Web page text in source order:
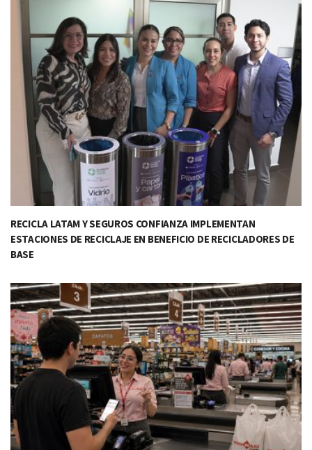
RECICLA LATAM Y SEGUROS CONFIANZA IMPLEMENTAN
ESTACIONES DE RECICLAJE EN BENEFICIO DE RECICLADORES DE
BASE​